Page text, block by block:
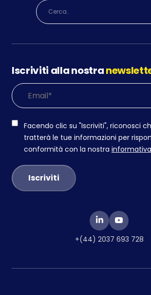
Iscriviti alla nostra
Facendo clic su "Iscriviti", riconosci
tratterà le tue informazioni per
conformità con la nostra
+(44) 2037 693 728